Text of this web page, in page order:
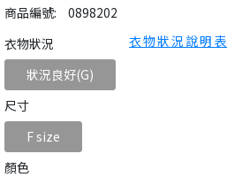
商品編號:
0898202
衣物狀況
狀況良好(G)
尺寸
F size
顏色
衣物狀況說明表